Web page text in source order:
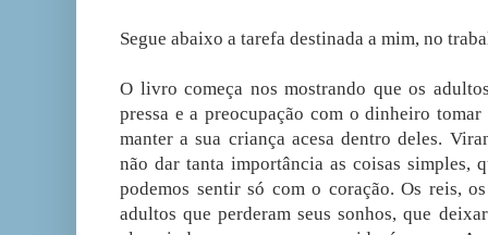
Segue abaixo a tarefa destinada a mim, no
O livro começa nos mostrando que os
pressa e a preocupação com o dinheiro tomar
manter a sua criança acesa dentro deles.
não dar tanta importância as coisas simples,
podemos sentir só com o coração. Os reis,
adultos que perderam seus sonhos, que